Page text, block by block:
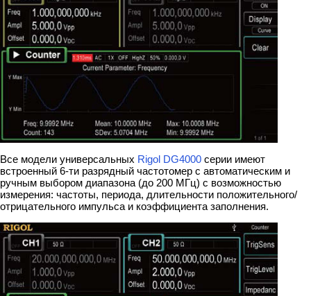
Все модели универсальных Rigol DG4000 серии имеют
встроенный 6-ти разрядный частотомер с автоматическим и
ручным выбором диапазона (до 200 МГц) с возможностью
измерения: частоты, периода, длительности положительного/
отрицательного импульса и коэффициента заполнения.